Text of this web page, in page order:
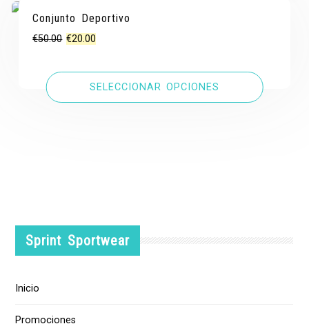
Conjunto Deportivo
€50.00 El
original
€20.00
actual
es:
SELECCIONAR OPCIONES
Sprint Sportwear
Inicio
Promociones